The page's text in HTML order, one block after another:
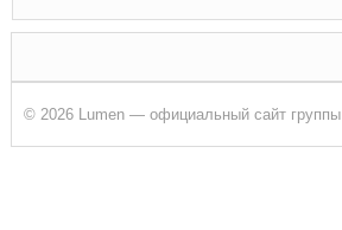
© 2026 Lumen — официальный сайт группы